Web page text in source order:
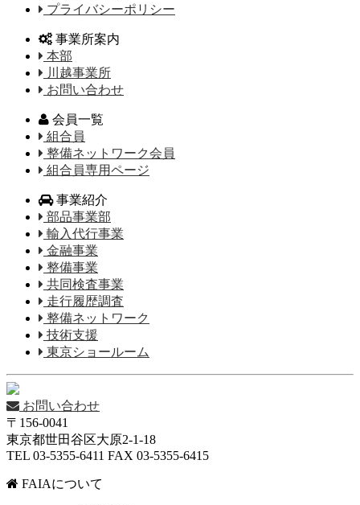
プライバシーポリシー
事業所案内
本部
川越事業所
お問い合わせ
会員一覧
組合員
整備ネットワーク会員
組合員専用ページ
事業紹介
部品事業部
輸入代行事業
金融事業
整備事業
共同検査事業
走行履歴調査
整備ネットワーク
技術支援
東京ショールーム
お問い合わせ
〒156-0041
東京都世田谷区大原2-1-18
TEL 03-5355-6411 FAX 03-5355-6415
FAIAについて